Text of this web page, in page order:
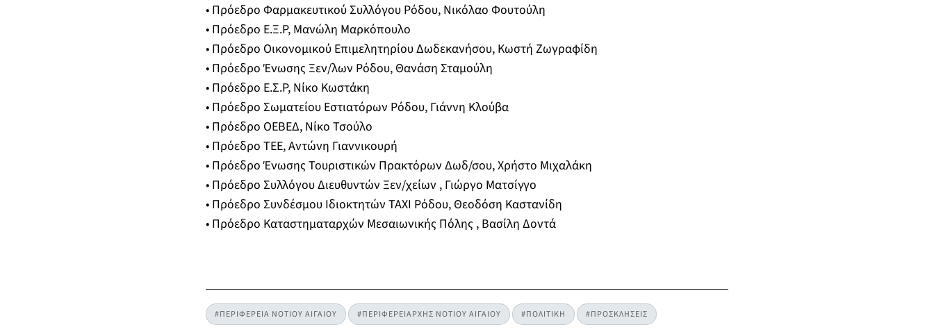
• Πρόεδρο Φαρμακευτικού Συλλόγου Ρόδου, Νικόλαο Φουτούλη
• Πρόεδρο Ε.Ξ.Ρ, Μανώλη Μαρκόπουλο
• Πρόεδρο Οικονομικού Επιμελητηρίου Δωδεκανήσου, Κωστή Ζωγραφίδη
• Πρόεδρο Ένωσης Ξεν/λων Ρόδου, Θανάση Σταμούλη
• Πρόεδρο Ε.Σ.Ρ, Νίκο Κωστάκη
• Πρόεδρο Σωματείου Εστιατόρων Ρόδου, Γιάννη Κλούβα
• Πρόεδρο ΟΕΒΕΔ, Νίκο Τσούλο
• Πρόεδρο ΤΕΕ, Αντώνη Γιαννικουρή
• Πρόεδρο Ένωσης Τουριστικών Πρακτόρων Δωδ/σου, Χρήστο Μιχαλάκη
• Πρόεδρο Συλλόγου Διευθυντών Ξεν/χείων , Γιώργο Ματσίγγο
• Πρόεδρο Συνδέσμου Ιδιοκτητών ΤΑΧΙ Ρόδου, Θεοδόση Καστανίδη
• Πρόεδρο Καταστηματαρχών Μεσαιωνικής Πόλης , Βασίλη Δοντά
#ΠΕΡΙΦΕΡΕΙΑ ΝΟΤΙΟΥ ΑΙΓΑΙΟΥ #ΠΕΡΙΦΕΡΕΙΑΡΧΗΣ ΝΟΤΙΟΥ ΑΙΓΑΙΟΥ #ΠΟΛΙΤΙΚΗ #ΠΡΟΣΚΛΗΣΕΙΣ